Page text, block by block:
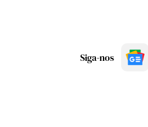
Siga-nos